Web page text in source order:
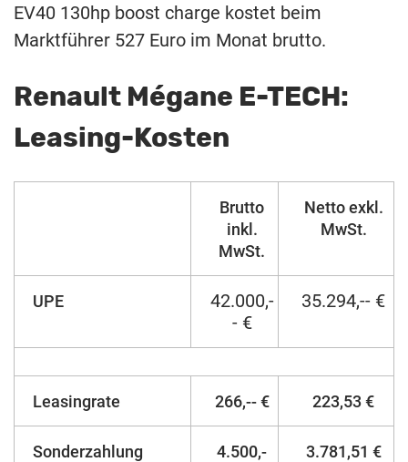
EV40 130hp boost charge kostet beim
Marktführer 527 Euro im Monat brutto.
Renault Mégane E-TECH:
Leasing-Kosten
Brutto
inkl.
MwSt.
Netto exkl.
MwSt.
UPE
42.000,-
- €
35.294,-- €
Leasingrate 266,-- € 223,53 €
Sonderzahlung
4.500,-
3.781,51 €